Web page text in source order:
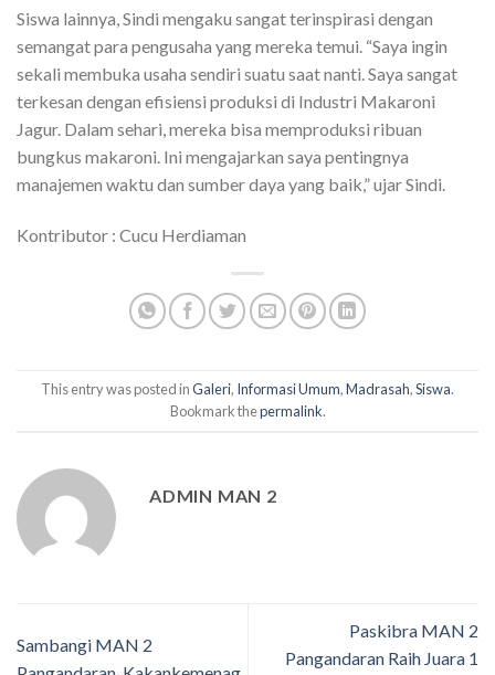
Siswa lainnya, Sindi mengaku sangat terinspirasi dengan
semangat para pengusaha yang mereka temui. “Saya ingin
sekali membuka usaha sendiri suatu saat nanti. Saya sangat
terkesan dengan efisiensi produksi di Industri Makaroni
Jagur. Dalam sehari, mereka bisa memproduksi ribuan
bungkus makaroni. Ini mengajarkan saya pentingnya
manajemen waktu dan sumber daya yang baik,” ujar Sindi.
Kontributor : Cucu Herdiaman
This entry was posted inGaleri, Informasi Umum,Madrasah,Siswa.
Bookmark thepermalink.
ADMIN MAN 2
Sambangi MAN 2
Paskibra MAN 2
Pangandaran Raih Juara 1